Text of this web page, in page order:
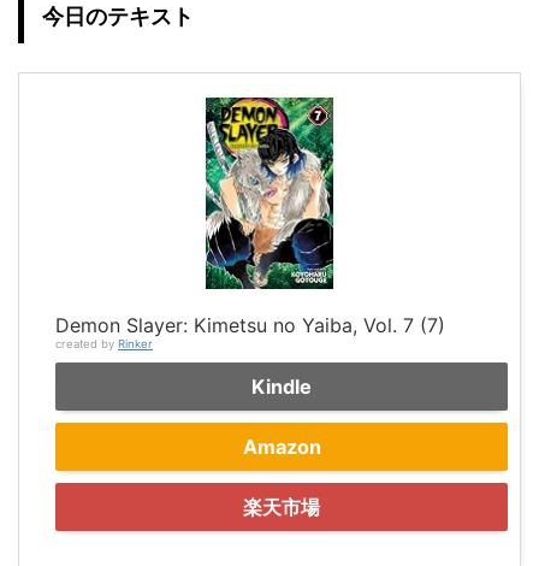
今日のテキスト
Demon Slayer: Kimetsu no Yaiba, Vol. 7 (7)
created by Rinker
Kindle
Amazon
楽天市場